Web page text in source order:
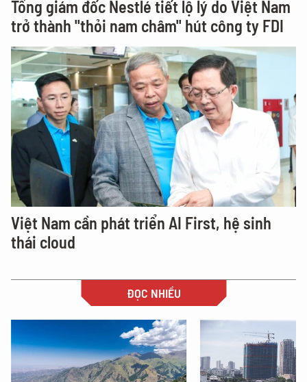
Tổng giám đốc Nestlé tiết lộ lý do Việt Nam
trở thành "thỏi nam châm" hút công ty FDI
Việt Nam cần phát triển AI First, hệ sinh
thái cloud
ĐỌC NHIỀU